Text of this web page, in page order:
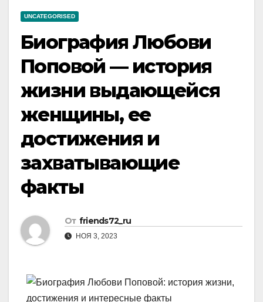
UNCATEGORISED
Биография Любови
Поповой — история
жизни выдающейся
женщины, ее
достижения и
захватывающие
факты
От friends72_ru
НОЯ 3, 2023